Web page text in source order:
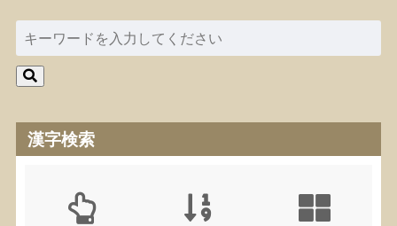
漢字検索